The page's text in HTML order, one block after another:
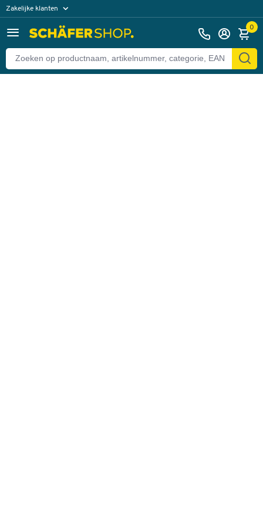
Zakelijke klanten
Particuliere klanten 0
Terug